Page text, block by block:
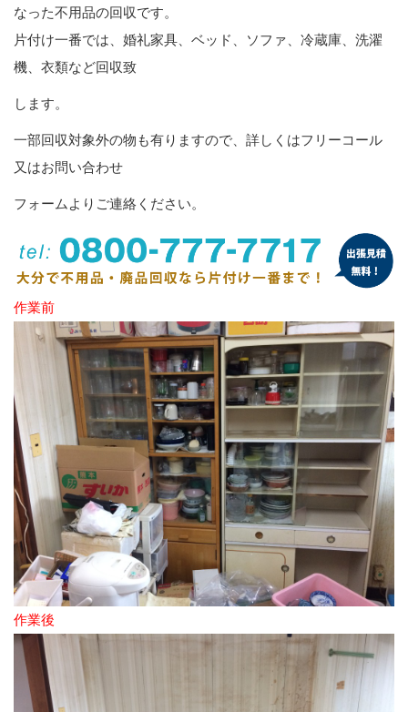
なった不用品の回収です。
片付け一番では、婚礼家具、ベッド、ソファ、冷蔵庫、洗濯
機、衣類など回収致
します。
一部回収対象外の物も有りますので、詳しくはフリーコール
又はお問い合わせ
フォームよりご連絡ください。
作業前
作業後